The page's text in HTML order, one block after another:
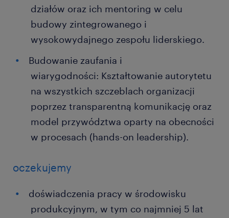
działów oraz ich mentoring w celu
budowy zintegrowanego i
wysokowydajnego zespołu liderskiego.
Budowanie zaufania i
wiarygodności: Kształtowanie autorytetu
na wszystkich szczeblach organizacji
poprzez transparentną komunikację oraz
model przywództwa oparty na obecności
w procesach (hands-on leadership).
oczekujemy
doświadczenia pracy w środowisku
produkcyjnym, w tym co najmniej 5 lat